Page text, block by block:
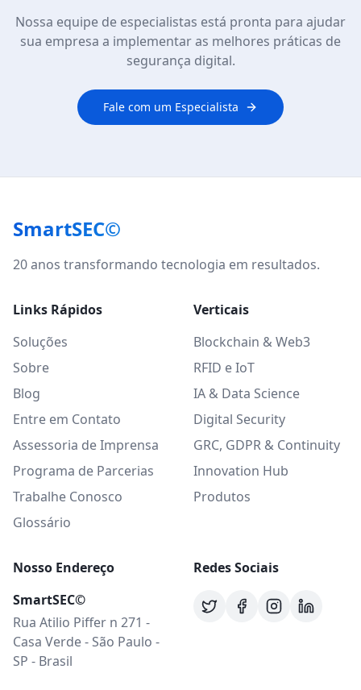
Nossa equipe de especialistas está pronta para ajudar
sua empresa a implementar as melhores práticas de
segurança digital.
Fale com um Especialista
SmartSEC©
20 anos transformando tecnologia em resultados.
Links Rápidos
Soluções
Sobre
Blog
Entre em Contato
Assessoria de Imprensa
Programa de Parcerias
Trabalhe Conosco
Glossário
Verticais
Blockchain & Web3
RFID e IoT
IA & Data Science
Digital Security
GRC, GDPR & Continuity
Innovation Hub
Produtos
Nosso Endereço
SmartSEC©
Rua Atilio Piffer n 271 -
Casa Verde - São Paulo -
SP - Brasil
Redes Sociais